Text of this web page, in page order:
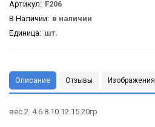
Артикул: F206
В Наличии: в наличии
Единица: шт.
Описание Отзывы Изображения
вес 2. 4.6.8.10.12.15.20гр